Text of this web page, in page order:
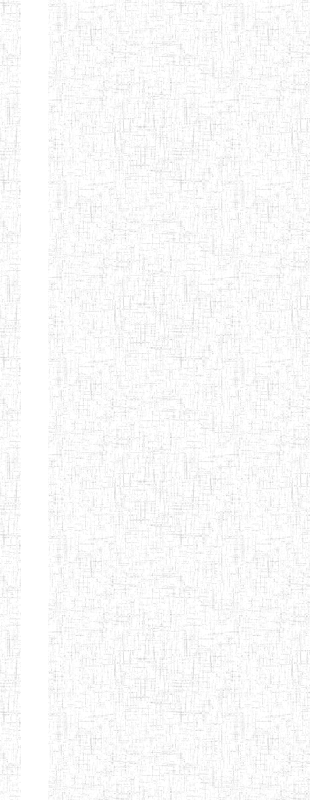
TTC TATUM
ST PIUS X
TECHNICAL
TEACHER
TRAINING
COLLEGE
TATUM
01/08/2000 ENIET
NIGHTINGALE
TEACHER
TRAINING
COLLEGE
20/08/2013 ENIEG
CHRIST THE
KING TEACHER
TRAINING
COLLEGE
04/08/2010 ENIEG
ITCIG SENTTI 14/02/2007 ENIEG
CAMEROON
INCLUSIVE
SPECIAL
EDUCATION
TEACHERS'
TRAINING AND
EMPOWERMENT
PROGRAMME
(CISETTEP)
27/08/2015 ENIEG
ALBERT
TEACHERS'
TRAINING
INSTITUTE
CAMEROUN
(A.T.T.I.C)
27/08/2015 ENIEG
NACHO
12/08/2010 ENIET